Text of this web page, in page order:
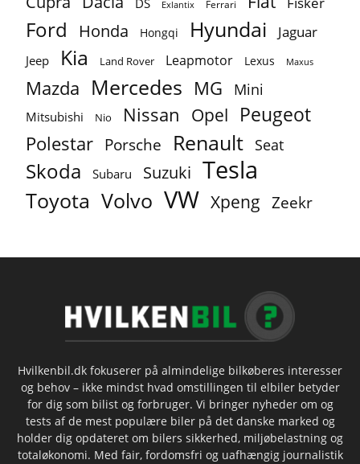
DS Exlantix Ferrari
Ford Honda Hongqi Hyundai Jaguar
Jeep Kia Land Rover Leapmotor Lexus Maxus
Mazda Mercedes MG Mini
Mitsubishi Nio Nissan Opel Peugeot
Polestar Porsche Renault Seat
Skoda Subaru Suzuki Tesla
Toyota Volvo VW Xpeng Zeekr
Hvilkenbil.dk fokuserer på almindelige bilkøberes interesser
og behov – ikke mindst hvad omstillingen til elbiler betyder
for dig som bilist og forbruger. Vi bringer nyheder om og
tests af de mest populære biler på det danske marked og
holder dig opdateret om bilers sikkerhed, miljøbelastning og
totaløkonomi. Med fair, fordomsfri og uafhængig journalistik